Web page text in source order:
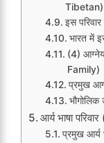
Tibetan)
इस
भारत में
(4) आग्नेय
Family)
प्रमुख
भौगोलिक
आर्य भाषा
प्रमुख आर्य